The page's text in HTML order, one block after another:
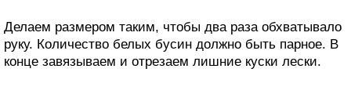
Делаем размером таким, чтобы два раза обхватывало
руку. Количество белых бусин должно быть парное. В
конце завязываем и отрезаем лишние куски лески.